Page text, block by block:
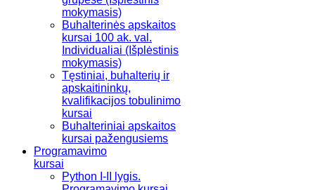
mokymasis)
Buhalterinės apskaitos
kursai 100 ak. val.
Individualiai (Išplėstinis
mokymasis)
Tęstiniai, buhalterių ir
apskaitininkų,
kvalifikacijos tobulinimo
kursai
Buhalteriniai apskaitos
kursai pažengusiems
Programavimo
kursai
Python I-II lygis.